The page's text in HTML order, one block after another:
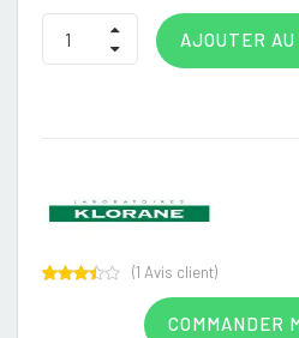
AJOUTER AU
COMMANDER
(1 Avis client)